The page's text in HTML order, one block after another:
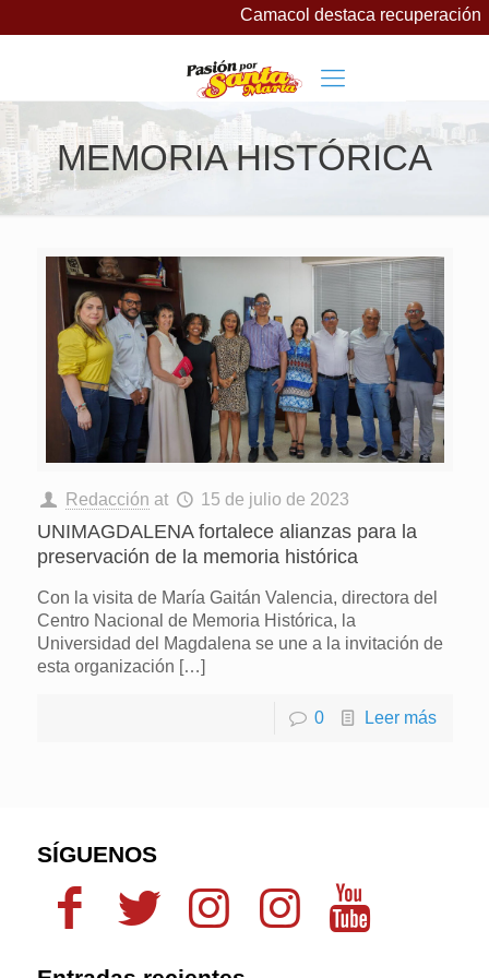
Camacol destaca recuperación
MEMORIA HISTÓRICA
Redacción at 15 de julio de 2023
UNIMAGDALENA fortalece alianzas para la
preservación de la memoria histórica
Con la visita de María Gaitán Valencia, directora del
Centro Nacional de Memoria Histórica, la
Universidad del Magdalena se une a la invitación de
esta organización […]
0 Leer más
SÍGUENOS